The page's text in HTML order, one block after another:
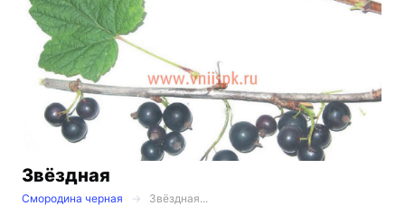
Звёздная
Смородина черная
Звёздная...